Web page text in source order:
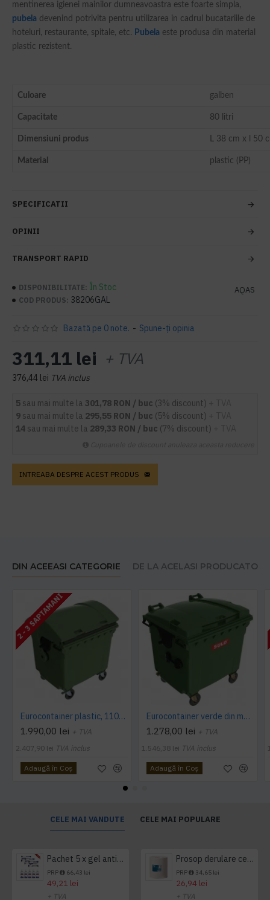
mentinerea igienei mainilor dumneavoastra este foarte simpla,
pubela devenind potrivita pentru utilizarea in cadrul bucatariile de
hoteluri, restaurante, spitale, etc. Pubela este produsa din material
plastic rezistent.
Culoare galben
Capacitate 80 litri
Dimensiuni produs L 38 cm x l 50
Material plastic (PP)
SPECIFICATII
OPINII
TRANSPORT RAPID
DISPONIBILITATE: În Stoc
COD PRODUS: 38206GAL
AQAS
Bazată pe 0 note. - Spune-ţi opinia
311,11 lei + TVA
376,44 lei TVA inclus
5 sau mai multe la 301,78 RON / buc (3% discount)
9 sau mai multe la 295,55 RON / buc (5% discount)
14 sau mai multe la 289,33 RON / buc (7% discount)
INTREABA DESPRE ACEST PRODUS
DIN ACEEASI CATEGORIE DE LA ACELASI PRODUCATOR
2 - 3 SAPTAMANI
Eurocontainer plastic, 1100 L, verde, capac rotund - Transport Inclus
1.990,00 lei + TVA
2.407,90 lei TVA inclus
Adaugă în Coş
Eurocontainer verde din material plastic, cu capac plat, SULO, 1100 l - Transport Inclus
1.278,00 lei + TVA
1.546,38 lei TVA inclus
Adaugă în Coş
CELE MAI VANDUTE CELE MAI POPULARE
Pachet 5 x gel antibacterian 50ml si 3 x Servetele antibacteriene 48 buc Hygienium
PRP 66,43 lei
49,21 lei
+ TVA
Prosop derulare centrala 1 pliu, 300 m Tork
PRP 34,65 lei
26,94 lei
+ TVA